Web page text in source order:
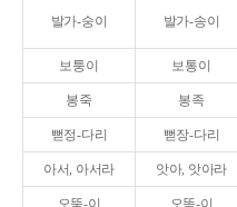
발가-숭이 발가-송이
보퉁이 보통이
봉죽 봉족
뻗정-다리 뻗장-다리
아서, 아서라 앗아, 앗아라
오뚝-이 오똑-이